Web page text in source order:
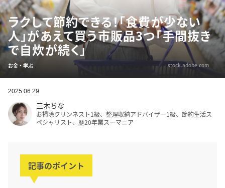
ラクして節約できる！「食費が少ない
人」があえて買う市販品3つ「手間抜き
で自炊が続く」
お金・学ぶ stock.adobe.com
2025.06.29
三木ちな
お掃除クリンネスト1級、整理収納アドバイザー1級、節約生活ス
ペシャリスト、歴20年業スーマニア
記事のポイント